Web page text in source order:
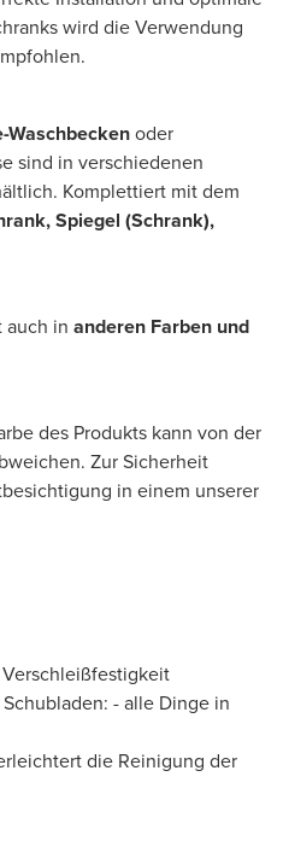
wird die Verwendung
Waschbeckenoder
sind in verschiedenen
Komplettiert mit dem
Spiegel (Schrank),
auch in anderen Farben und
des Produkts kann von der
Zur Sicherheit
in einem unserer
- alle Dinge in
die Reinigung der